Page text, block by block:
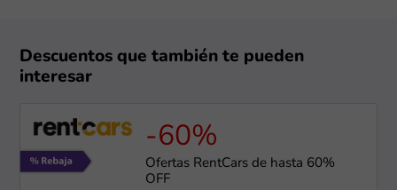
Descuentos que también te pueden
interesar
-60%
Ofertas RentCars de hasta 60%
OFF